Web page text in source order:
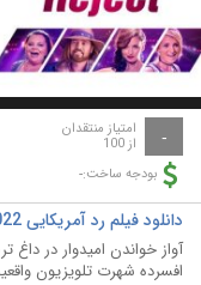
- امتیاز منتقدان
از 100
بودجه ساخت:-
دانلود فیلم رد آمریکایی American Reject 2022
آواز خواندن امیدوار در
افسرده شهرت تلویزیون